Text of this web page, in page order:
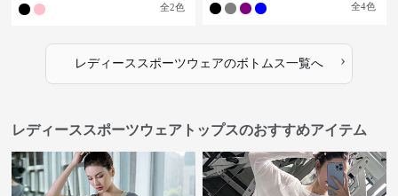
全2色 全4色
レディーススポーツウェアのボトムス一覧へ ›
レディーススポーツウェアトップスのおすすめアイテム